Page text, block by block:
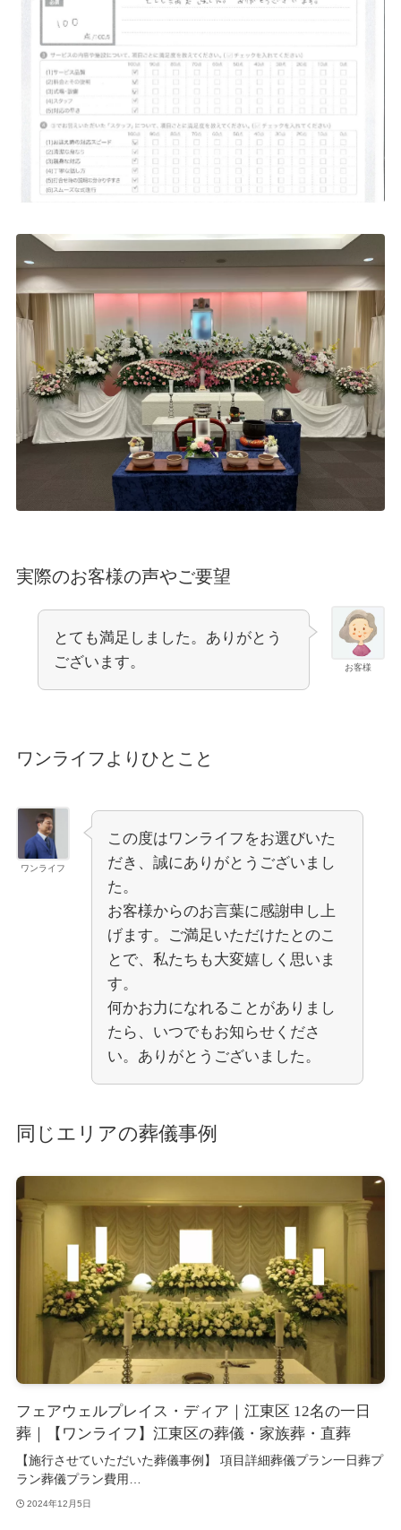
実際のお客様の声やご要望
お客様
とても満足しました。ありがとう
ございます。
ワンライフよりひとこと
ワンライフ
この度はワンライフをお選びいた
だき、誠にありがとうございまし
た。
お客様からのお言葉に感謝申し上
げます。ご満足いただけたとのこ
とで、私たちも大変嬉しく思いま
す。
何かお力になれることがありまし
たら、いつでもお知らせくださ
い。ありがとうございました。
同じエリアの葬儀事例
フェアウェルプレイス・ディア｜江東区 12名の一日
葬｜【ワンライフ】江東区の葬儀・家族葬・直葬
【施行させていただいた葬儀事例】 項目詳細葬儀プラン一日葬プ
ラン葬儀プラン費用…
2024年12月5日